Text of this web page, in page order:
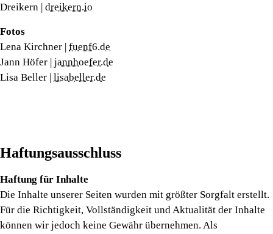
Dreikern | dreikern.io
Fotos
Lena Kirchner | fuenf6.de
Jann Höfer | jannhoefer.de
Lisa Beller | lisabeller.de
Haftungsausschluss
Haftung für Inhalte
Die Inhalte unserer Seiten wurden mit größter Sorgfalt erstellt.
Für die Richtigkeit, Vollständigkeit und Aktualität der Inhalte
können wir jedoch keine Gewähr übernehmen. Als